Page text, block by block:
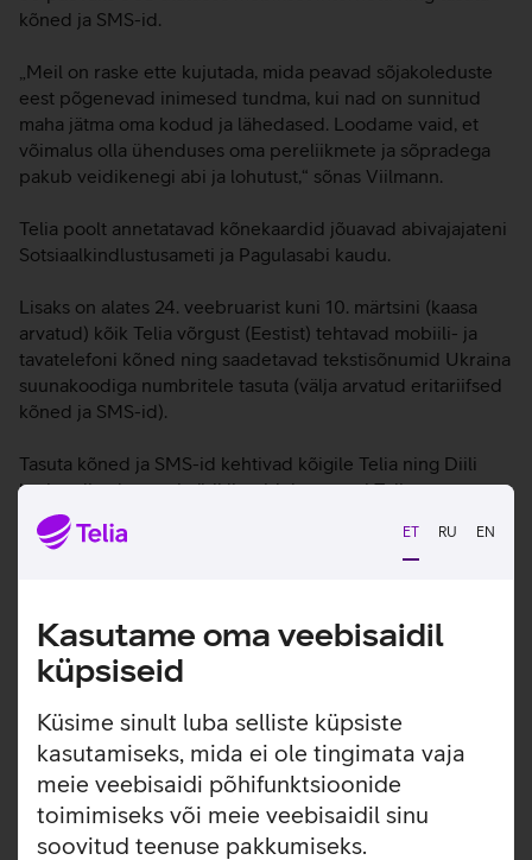
ET RU EN
Kasutame oma veebisaidil
küpsiseid
Küsime sinult luba selliste küpsiste
kasutamiseks, mida ei ole tingimata vaja
meie veebisaidi põhifunktsioonide
toimimiseks või meie veebisaidil sinu
soovitud teenuse pakkumiseks.
kõned ja SMS-id.
„Meil on raske ette kujutada, mida peavad sõjakoleduste
eest põgenevad inimesed tundma, kui nad on sunnitud
maha jätma oma kodud ja lähedased. Loodame vaid, et
võimalus olla ühenduses oma pereliikmete ja sõpradega
pakub veidikenegi abi ja lohutust,“ sõnas Viilmann.
Telia poolt annetatavad kõnekaardid jõuavad abivajajateni
Sotsiaalkindlustusameti ja Pagulasabi kaudu.
Lisaks on alates 24. veebruarist kuni 10. märtsini (kaasa
arvatud) kõik Telia võrgust (Eestist) tehtavad mobiili- ja
tavatelefoni kõned ning saadetavad tekstisõnumid Ukraina
suunakoodiga numbritele tasuta (välja arvatud eritariifsed
kõned ja SMS-id).
Tasuta kõned ja SMS-id kehtivad kõigile Telia ning Diili
lepingulistele era- ja äriklientidele, samuti Telia
kõnekaartide kasutajatele.